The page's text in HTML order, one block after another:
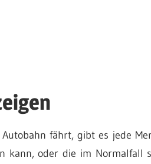
fährt, gibt es jede
kann, oder die im Normalfall